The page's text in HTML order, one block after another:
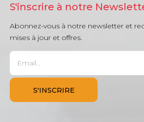
S'inscrire à notre
Abonnez-vous à notre newsletter et
mises à jour et offres.